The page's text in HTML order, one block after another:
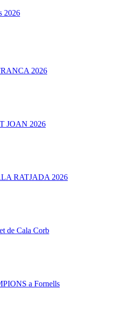
2026
2026
JOAN 2026
RATJADA 2026
de Cala Corb
a Fornells